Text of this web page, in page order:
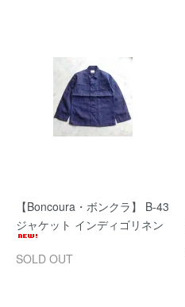
【Boncoura・ボンクラ】 B-43
ジャケット インディゴリネン
SOLD OUT